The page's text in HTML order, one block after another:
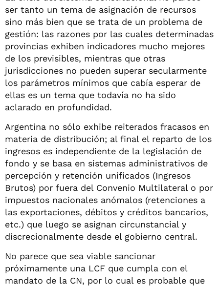
ser tanto un tema de asignación de recursos
sino más bien que se trata de un problema de
gestión: las razones por las cuales determinadas
provincias exhiben indicadores mucho mejores
de los previsibles, mientras que otras
jurisdicciones no pueden superar secularmente
los parámetros mínimos que cabía esperar de
ellas es un tema que todavía no ha sido
aclarado en profundidad.
Argentina no sólo exhibe reiterados fracasos en
materia de distribución; al final el reparto de los
ingresos es independiente de la legislación de
fondo y se basa en sistemas administrativos de
percepción y retención unificados (Ingresos
Brutos) por fuera del Convenio Multilateral o por
impuestos nacionales anómalos (retenciones a
las exportaciones, débitos y créditos bancarios,
etc.) que luego se asignan circunstancial y
discrecionalmente desde el gobierno central.
No parece que sea viable sancionar
próximamente una LCF que cumpla con el
mandato de la CN, por lo cual es probable que